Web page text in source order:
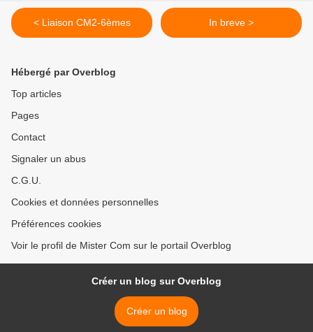
< Liaison CM2-6èmes In breve >
Hébergé par Overblog
Top articles
Pages
Contact
Signaler un abus
C.G.U.
Cookies et données personnelles
Préférences cookies
Voir le profil de Mister Com sur le portail Overblog
Créer un blog sur Overblog
Créer un blog